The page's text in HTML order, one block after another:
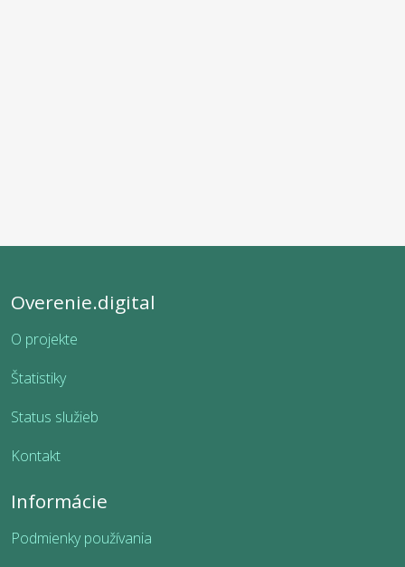
Overenie.digital
O projekte
Štatistiky
Status služieb
Kontakt
Informácie
Podmienky používania